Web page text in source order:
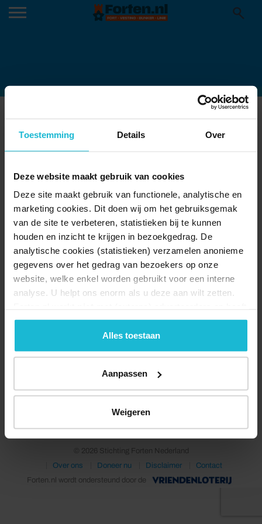
Toestemming Details Over
Deze website maakt gebruik van cookies
Deze site maakt gebruik van functionele, analytische en
marketing cookies. Dit doen wij om het gebruiksgemak
van de site te verbeteren, statistieken bij te kunnen
houden en inzicht te krijgen in bezoekgedrag. De
analytische cookies (statistieken) verzamelen anonieme
gegevens over het gedrag van bezoekers op onze
website, welke enkel worden gebruikt voor een interne
analyse. U helpt ons enorm als u deze aan wilt zetten.
geen commerciële doelstelling. U kunt deze cookies via
de knoppen accepteren, beheren of weigeren.
Alles toestaan
Aanpassen
Weigeren
80.JPG
© 2026 Stichting Forten Nederland
Over ons
Doneer nu Disclaimer
Contact
Forten.nl wordt ondersteund door de